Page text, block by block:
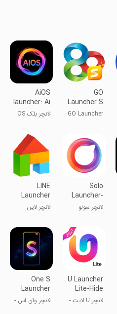
GO
Launcher S
– 3D
GO Launcher
AiOS
launcher: Ai
OS
لانچر بلک OS
Solo
Launcher-
Clean,Smooth,DIY
لانچر سولو
LINE
Launcher
لانچر لاین
U Launcher
Lite-Hide
apps لانچر U لایت -
One S
Launcher
for Galaxy
S26
لانچر وان اس -